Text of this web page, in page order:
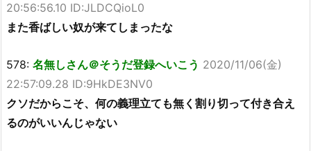
20:56:56.10 ID:JLDCQioL0
また香ばしい奴が来てしまったな
578: 名無しさん＠そうだ登録へいこう 2020/11/06(金)
22:57:09.28 ID:9HkDE3NV0
クソだからこそ、何の義理立ても無く割り切って付き合え
るのがいいんじゃない